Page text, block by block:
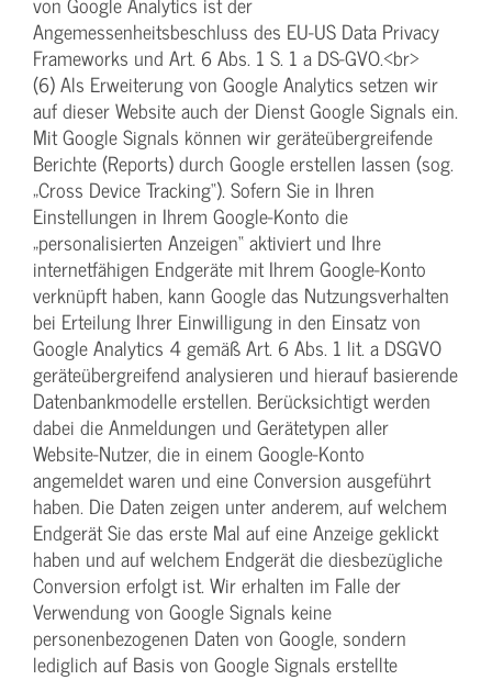
Angemessenheitsbeschluss des EU-US Data Privacy
Frameworks und Art. 6 Abs. 1 S. 1 a DS-GVO.<br>
(6) Als Erweiterung von Google Analytics setzen wir
auf dieser Website auch der Dienst Google Signals ein.
Mit Google Signals können wir geräteübergreifende
Berichte (Reports) durch Google erstellen lassen (sog.
„Cross Device Tracking“). Sofern Sie in Ihren
Einstellungen in Ihrem Google-Konto die
„personalisierten Anzeigen“ aktiviert und Ihre
internetfähigen Endgeräte mit Ihrem Google-Konto
verknüpft haben, kann Google das Nutzungsverhalten
bei Erteilung Ihrer Einwilligung in den Einsatz von
Google Analytics 4 gemäß Art. 6 Abs. 1 lit. a DSGVO
geräteübergreifend analysieren und hierauf basierende
Datenbankmodelle erstellen. Berücksichtigt werden
dabei die Anmeldungen und Gerätetypen aller
Website-Nutzer, die in einem Google-Konto
angemeldet waren und eine Conversion ausgeführt
haben. Die Daten zeigen unter anderem, auf welchem
Endgerät Sie das erste Mal auf eine Anzeige geklickt
haben und auf welchem Endgerät die diesbezügliche
Conversion erfolgt ist. Wir erhalten im Falle der
Verwendung von Google Signals keine
personenbezogenen Daten von Google, sondern
lediglich auf Basis von Google Signals erstellte